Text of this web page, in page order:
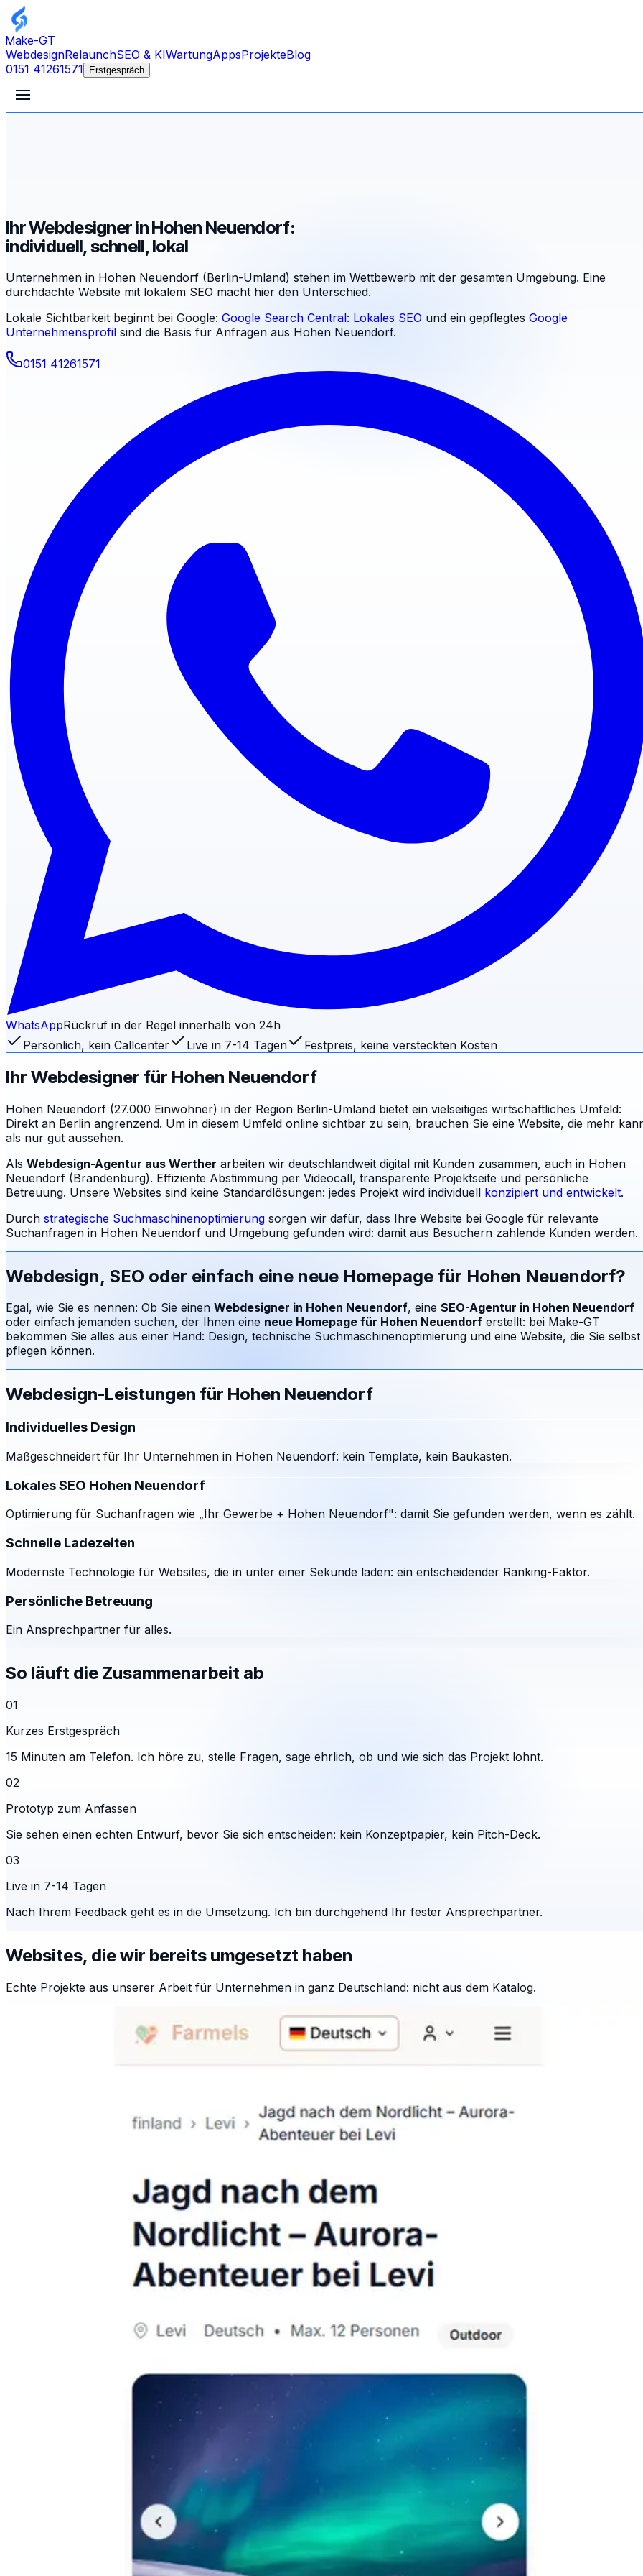
Make-GT
WebdesignRelaunchSEO & KIWartungAppsProjekteBlog
0151 41261571
Erstgespräch
Ihr Webdesigner in Hohen Neuendorf:
individuell, schnell, lokal
Unternehmen in Hohen Neuendorf (Berlin-Umland) stehen im Wettbewerb mit der gesamten Umgebung. Eine
durchdachte Website mit lokalem SEO macht hier den Unterschied.
Lokale Sichtbarkeit beginnt bei Google: Google Search Central: Lokales SEO und ein gepflegtes Google
Unternehmensprofil sind die Basis für Anfragen aus Hohen Neuendorf.
0151 41261571
WhatsAppRückruf in der Regel innerhalb von 24h
Persönlich, kein Callcenter
Live in 7-14 Tagen Festpreis, keine versteckten Kosten
Ihr Webdesigner für Hohen Neuendorf
Hohen Neuendorf (27.000 Einwohner) in der Region Berlin-Umland bietet ein vielseitiges wirtschaftliches Umfeld:
Direkt an Berlin angrenzend. Um in diesem Umfeld online sichtbar zu sein, brauchen Sie eine Website, die mehr
als nur gut aussehen.
Als Webdesign-Agentur aus Werther arbeiten wir deutschlandweit digital mit Kunden zusammen, auch in Hohen
Neuendorf (Brandenburg). Effiziente Abstimmung per Videocall, transparente Projektseite und persönliche
Betreuung. Unsere Websites sind keine Standardlösungen: jedes Projekt wird individuell konzipiert und entwickelt.
Durch strategische Suchmaschinenoptimierung sorgen wir dafür, dass Ihre Website bei Google für relevante
Suchanfragen in Hohen Neuendorf und Umgebung gefunden wird: damit aus Besuchern zahlende Kunden werden.
Webdesign, SEO oder einfach eine neue Homepage für Hohen Neuendorf?
Egal, wie Sie es nennen: Ob Sie einen Webdesigner in Hohen Neuendorf, eine SEO-Agentur in Hohen Neuendorf
oder einfach jemanden suchen, der Ihnen eine neue Homepage für Hohen Neuendorf erstellt: bei Make-GT
bekommen Sie alles aus einer Hand: Design, technische Suchmaschinenoptimierung und eine Website, die Sie selbst
pflegen können.
Webdesign-Leistungen für Hohen Neuendorf
Individuelles Design
Maßgeschneidert für Ihr Unternehmen in Hohen Neuendorf: kein Template, kein Baukasten.
Lokales SEO Hohen Neuendorf
Optimierung für Suchanfragen wie „Ihr Gewerbe + Hohen Neuendorf": damit Sie gefunden werden, wenn es zählt.
Schnelle Ladezeiten
Modernste Technologie für Websites, die in unter einer Sekunde laden: ein entscheidender Ranking-Faktor.
Persönliche Betreuung
Ein Ansprechpartner für alles.
So läuft die Zusammenarbeit ab
01
Kurzes Erstgespräch
15 Minuten am Telefon. Ich höre zu, stelle Fragen, sage ehrlich, ob und wie sich das Projekt lohnt.
02
Prototyp zum Anfassen
Sie sehen einen echten Entwurf, bevor Sie sich entscheiden: kein Konzeptpapier, kein Pitch-Deck.
03
Live in 7-14 Tagen
Nach Ihrem Feedback geht es in die Umsetzung. Ich bin durchgehend Ihr fester Ansprechpartner.
Websites, die wir bereits umgesetzt haben
Echte Projekte aus unserer Arbeit für Unternehmen in ganz Deutschland: nicht aus dem Katalog.